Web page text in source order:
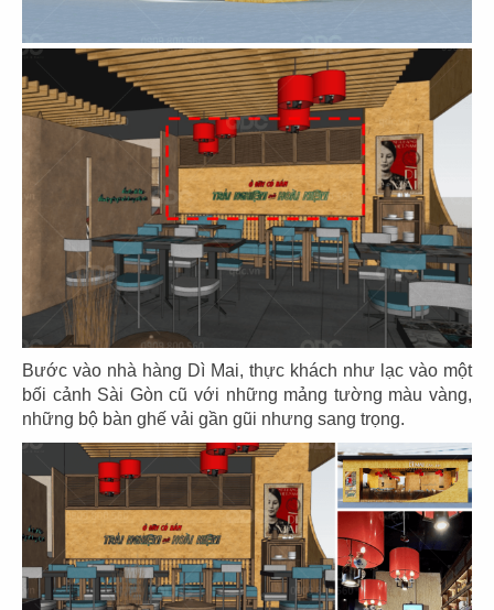
Bước vào nhà hàng Dì Mai, thực khách như lạc vào một
bối cảnh Sài Gòn cũ với những mảng tường màu vàng,
những bộ bàn ghế vải gần gũi nhưng sang trọng.
DRAGON HOTPOT
CN Cao Thắng
DRAGON HOTPOT
CN Vincom Q9
DRAGON HOTPOT
CN Landmark 81
20
DRAGON HOTPOT
CN Trần Quang Khải
21
SAN FU LOU
CN Hikari - Bình Dương
22
SAN FU LOU
CN Vincom Đồng Khởi